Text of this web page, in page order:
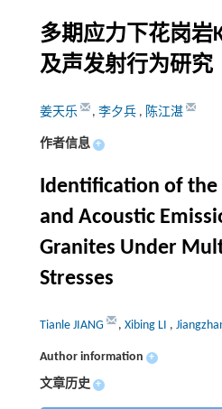
多期应力下花岗岩
及声发射行为研究
姜天乐 , 李夕兵 , 陈江湛
作者信息 +
Identification of the
and Acoustic
Granites Under
Stresses
Tianle JIANG , Xibing LI ,
Author information +
文章历史 +